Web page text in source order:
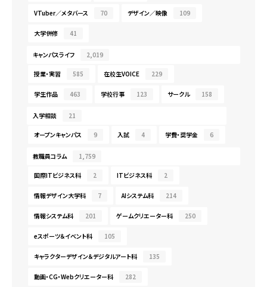
VTuber／メタバース 70 デザイン／映像 109
大学併修 41
キャンパスライフ 2,019
授業・実習 585 在校生VOICE 229
学生作品 463 学校行事 123 サークル 158
入学相談 21
オープンキャンパス 9 入試 4 学費・奨学金 6
教職員コラム 1,759
国際ITビジネス科 2 ITビジネス科 2
情報デザイン大学科 7 AIシステム科 214
情報システム科 201 ゲームクリエーター科 250
eスポーツ＆イベント科 105
キャラクターデザイン＆デジタルアート科 135
動画・CG・Webクリエーター科 282